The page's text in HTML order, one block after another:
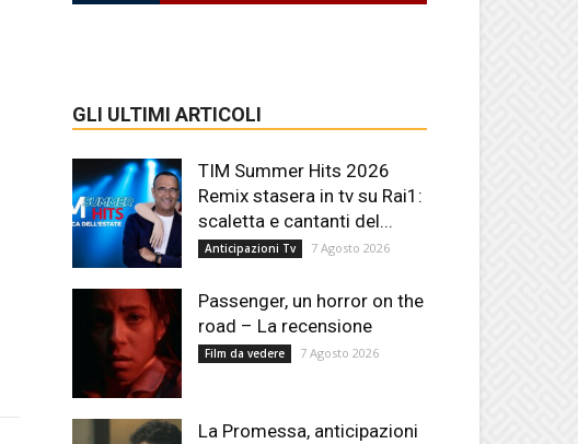
GLI ULTIMI ARTICOLI
TIM Summer Hits 2026
Remix stasera in tv su Rai1:
scaletta e cantanti del...
Anticipazioni Tv 7 Agosto 2026
Passenger, un horror on the
road – La recensione
Film da vedere 7 Agosto 2026
La Promessa, anticipazioni